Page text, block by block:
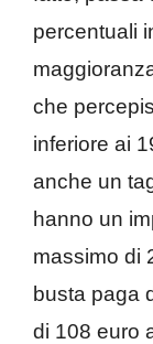
percentuali
che
inferiore ai
anche un
hanno un
massimo di
busta paga
di 108 euro